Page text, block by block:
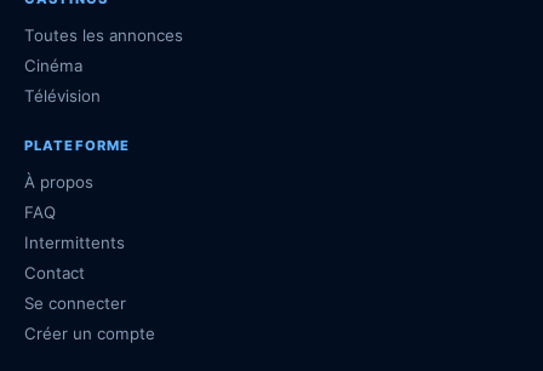
Toutes les annonces
Cinéma
Télévision
PLATEFORME
À propos
FAQ
Intermittents
Contact
Se connecter
Créer un compte